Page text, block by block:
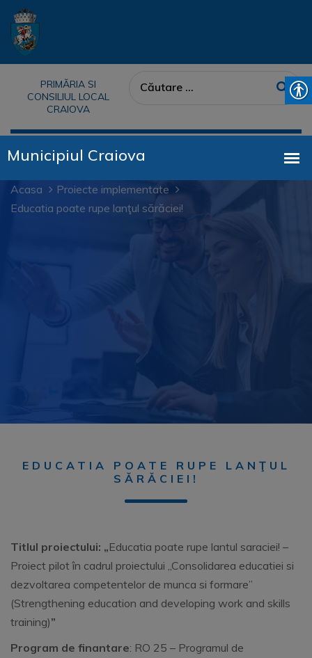
PRIMĂRIA SI
CONSILIUL LOCAL
CRAIOVA
Acasa
Proiecte implementate
Educatia poate rupe lanţul sărăciei!
EDUCATIA POATE RUPE LANŢUL
SĂRĂCIEI!
Titlul proiectului: „Educatia poate rupe lantul saraciei! –
Proiect pilot în cadrul proiectului „Consolidarea educatiei si
dezvoltarea competentelor de munca si formare”
(Strengthening education and developing work and skills
training)”
Program de finantare: RO 25 – Programul de